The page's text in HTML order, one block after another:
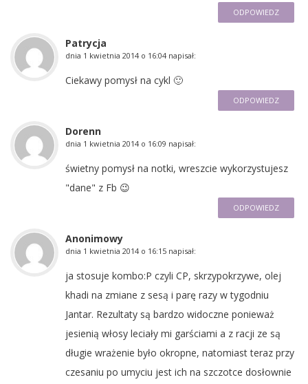
ODPOWIEDZ
Patrycja
dnia 1 kwietnia 2014 o 16:04 napisał:
Ciekawy pomysł na cykl 🙂
ODPOWIEDZ
Dorenn
dnia 1 kwietnia 2014 o 16:09 napisał:
świetny pomysł na notki, wreszcie wykorzystujesz
"dane" z Fb 😉
ODPOWIEDZ
Anonimowy
dnia 1 kwietnia 2014 o 16:15 napisał:
ja stosuje kombo:P czyli CP, skrzypokrzywe, olej
khadi na zmiane z sesą i parę razy w tygodniu
Jantar. Rezultaty są bardzo widoczne ponieważ
jesienią włosy leciały mi garściami a z racji ze są
długie wrażenie było okropne, natomiast teraz przy
czesaniu po umyciu jest ich na szczotce dosłownie